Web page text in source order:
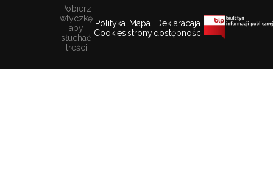
Pobierz
wtyczkę
aby
słuchać
treści
Polityka
Cookies
Mapa
strony
Deklaracaja
dostępności